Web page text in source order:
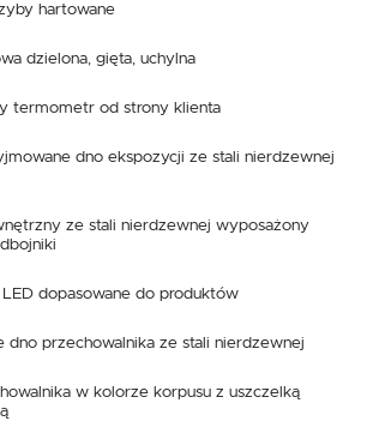
hartowane
dzielona, gięta, uchylna
termometr od strony klienta
dno ekspozycji ze stali nierdzewnej
ze stali nierdzewnej wyposażony
dopasowane do produktów
dno przechowalnika ze stali nierdzewnej
w kolorze korpusu z uszczelką